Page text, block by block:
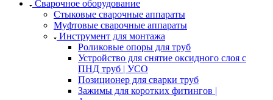
Сварочное оборудование
Стыковые сварочные аппараты
Муфтовые сварочные аппараты
Инструмент для монтажа
Роликовые опоры для труб
Устройство для снятие оксидного слоя с
ПНД труб | УСО
Позиционер для сварки труб
Зажимы для коротких фитингов |